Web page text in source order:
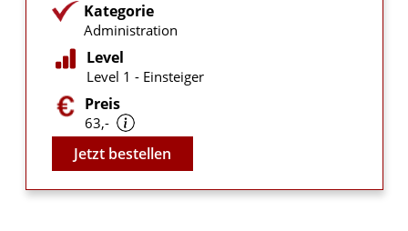
Kategorie
Administration
Level
Level 1 - Einsteiger
Preis
63,-
Video
Jetzt bestellen